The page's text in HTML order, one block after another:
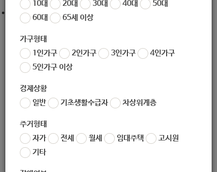
10대
20대 30대 40대
50대
60대
65세 이상
가구형태
1인가구
2인가구 3인가구
4인가구
5인가구 이상
경제상황
일반
기초생활수급자 차상위계층
주거형태
자가
전세 월세 임대주택
고시원
기타
출처 : http://www.lpgbus.co.kr/html/
좋아요0 싫어요
목록보기